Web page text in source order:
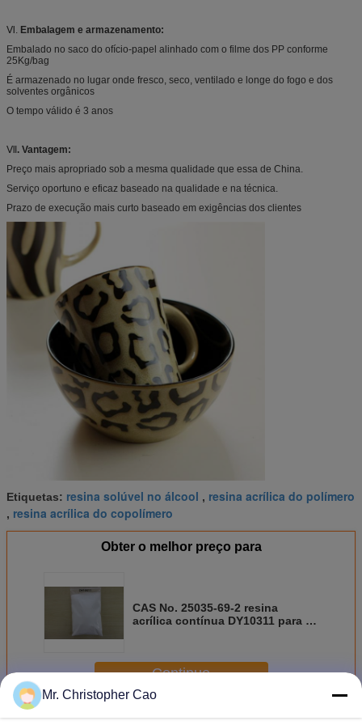
Ⅵ. Embalagem e armazenamento:
Embalado no saco do ofício-papel alinhado com o filme dos PP conforme
25Kg/bag
É armazenado no lugar onde fresco, seco, ventilado e longe do fogo e dos
solventes orgânicos
O tempo válido é 3 anos
Ⅶ. Vantagem:
Preço mais apropriado sob a mesma qualidade que essa de China.
Serviço oportuno e eficaz baseado na qualidade e na técnica.
Prazo de execução mais curto baseado em exigências dos clientes
Etiquetas: resina solúvel no álcool , resina acrílica do polímero
, resina acrílica do copolímero
Obter o melhor preço para
CAS No. 25035-69-2 resina
acrílica contínua DY10311 para o
Continue
MaisResina acrílica contínua
Mr. Christopher Cao